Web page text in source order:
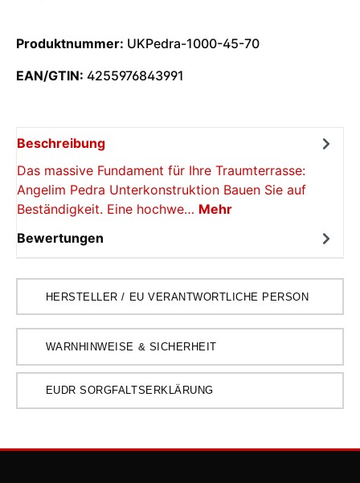
Produktnummer: UKPedra-1000-45-70
EAN/GTIN: 4255976843991
Beschreibung
Das massive Fundament für Ihre Traumterrasse:
Angelim Pedra Unterkonstruktion Bauen Sie auf
Beständigkeit. Eine hochwe… Mehr
Bewertungen
HERSTELLER / EU VERANTWORTLICHE PERSON
WARNHINWEISE & SICHERHEIT
EUDR SORGFALTSERKLÄRUNG